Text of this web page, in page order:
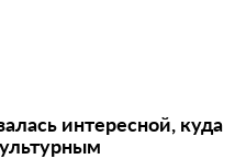
интересной, куда